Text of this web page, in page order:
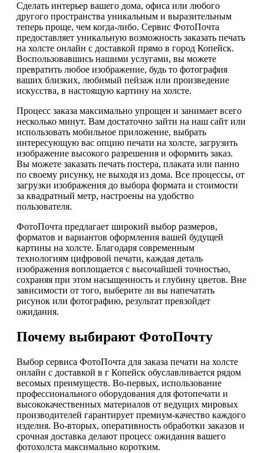
Сделать интерьер вашего дома, офиса или любого
другого пространства уникальным и выразительным
теперь проще, чем когда-либо. Сервис ФотоПочта
предоставляет уникальную возможность заказать печать
на холсте онлайн с доставкой прямо в город Копейск.
Воспользовавшись нашими услугами, вы можете
превратить любое изображение, будь то фотография
ваших близких, любимый пейзаж или произведение
искусства, в настоящую картину на холсте.
Процесс заказа максимально упрощен и занимает всего
несколько минут. Вам достаточно зайти на наш сайт или
использовать мобильное приложение, выбрать
интересующую вас опцию печати на холсте, загрузить
изображение высокого разрешения и оформить заказ.
Вы можете заказать печать постера, плаката или панно
по своему рисунку, не выходя из дома. Все процессы, от
загрузки изображения до выбора формата и стоимости
за квадратный метр, настроены на удобство
пользователя.
ФотоПочта предлагает широкий выбор размеров,
форматов и вариантов оформления вашей будущей
картины на холсте. Благодаря современным
технологиям цифровой печати, каждая деталь
изображения воплощается с высочайшей точностью,
сохраняя при этом насыщенность и глубину цветов. Вне
зависимости от того, выберите ли вы напечатать
рисунок или фотографию, результат превзойдет
ожидания.
Почему выбирают ФотоПочту
Выбор сервиса ФотоПочта для заказа печати на холсте
онлайн с доставкой в г Копейск обуславливается рядом
весомых преимуществ. Во-первых, использование
профессионального оборудования для фотопечати и
высококачественных материалов от ведущих мировых
производителей гарантирует премиум-качество каждого
изделия. Во-вторых, оперативность обработки заказов и
срочная доставка делают процесс ожидания вашего
фотохолста максимально коротким.